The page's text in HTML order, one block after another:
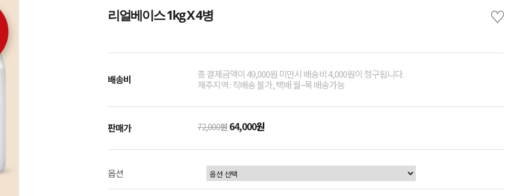
리얼베이스 1kg X 4병 ♡
배송비
총 결제금액이 49,000원 미만시 배송비 4,000원이 청구됩니다.
제주지역 : 직배송 불가, 택배 월~목 배송가능
판매가 72,000원 64,000원
옵션